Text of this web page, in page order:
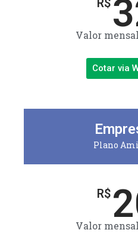
R$
Valor
Cotar via
Plano
R$
Valor